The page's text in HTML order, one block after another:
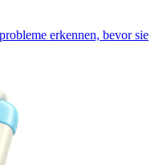
erkennen, bevor sie